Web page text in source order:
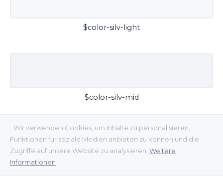
Wir verwenden Cookies, um Inhalte zu personalisieren,
Funktionen für soziale Medien anbieten zu können und die
Zugriffe auf unsere Website zu analysieren. Weitere
Informationen
$color-silv-light
$color-silv-mid